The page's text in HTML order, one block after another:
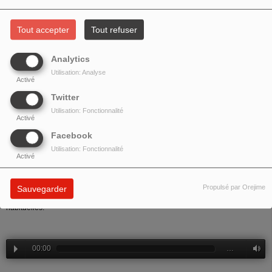
Tout accepter Tout refuser
Analytics
Activé
Utilisation: Analyse
Twitter
Activé
Utilisation: Fonctionnalité
Facebook
Activé
Utilisation: Fonctionnalité
Sauvegarder Propulsé par Orejime
Emission de fin d'année avec les chansons, annonces et rubriques
habituelles.
00:00 …